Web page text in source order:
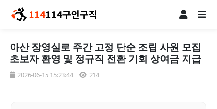
아산 장영실로 주간 고정 단순 조립 사원 모집
초보자 환영 및 정규직 전환 기회 상여금 지급
2026-06-15 15:23:44 214